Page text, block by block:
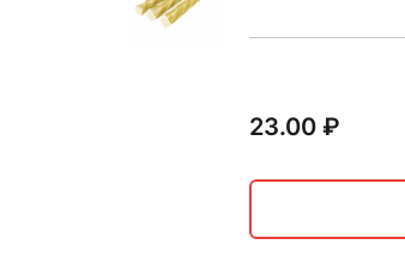
23.00₽